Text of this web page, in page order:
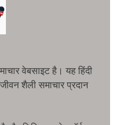
वेबसाइट है। यह हिंदी
शैली समाचार प्रदान